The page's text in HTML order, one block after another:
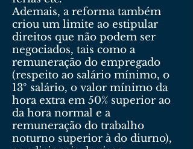
Ademais, a reforma também
criou um limite ao estipular
direitos que não podem ser
negociados, tais como a
remuneração do empregado
(respeito ao salário mínimo, o
13º salário, o valor mínimo da
hora extra em 50% superior ao
da hora normal e a
remuneração do trabalho
noturno superior à do diurno),